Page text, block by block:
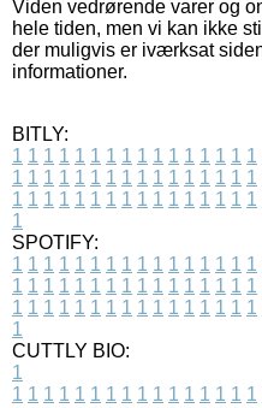
Viden vedrørende varer og
hele tiden, men vi kan ikke
der muligvis er iværksat
informationer.
BITLY:
1 1 1 1 1 1 1 1 1 1 1 1 1 1 1 1
1 1 1 1 1 1 1 1 1 1 1 1 1 1 1 1
1 1 1 1 1 1 1 1 1 1 1 1 1 1 1 1
1
SPOTIFY:
1 1 1 1 1 1 1 1 1 1 1 1 1 1 1 1
1 1 1 1 1 1 1 1 1 1 1 1 1 1 1 1
1 1 1 1 1 1 1 1 1 1 1 1 1 1 1 1
1
CUTTLY BIO:
1
1 1 1 1 1 1 1 1 1 1 1 1 1 1 1 1